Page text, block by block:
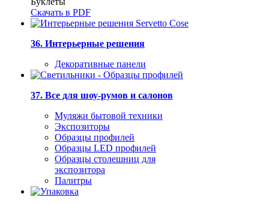
Скачать в PDF
36. Интерьерные решения
Декоративные панели
37. Все для шоу-румов и салонов
Муляжи бытовой техники
Экспозиторы
Образцы профилей
Образцы LED профилей
Образцы столешниц для
экспозитора
Палитры